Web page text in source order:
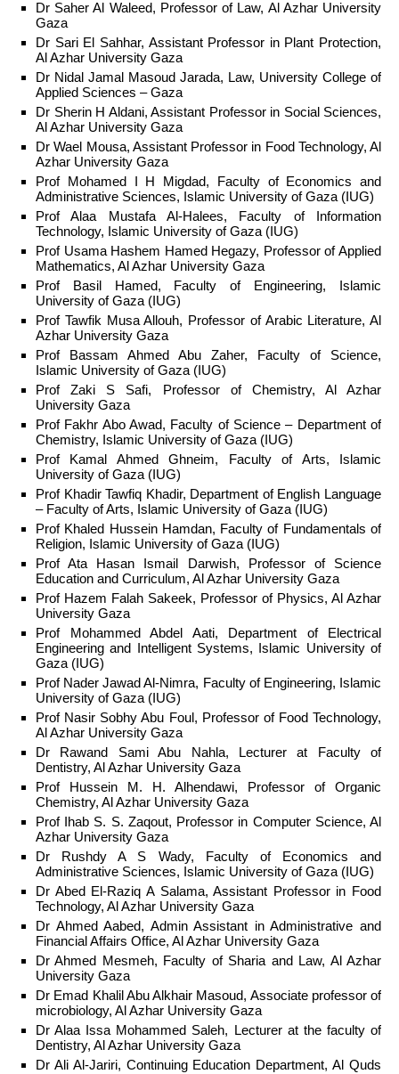
Dr Saher Al Waleed, Professor of Law, Al Azhar University
Gaza
Dr Sari El Sahhar, Assistant Professor in Plant Protection,
Al Azhar University Gaza
Dr Nidal Jamal Masoud Jarada, Law, University College of
Applied Sciences – Gaza
Dr Sherin H Aldani, Assistant Professor in Social Sciences,
Al Azhar University Gaza
Dr Wael Mousa, Assistant Professor in Food Technology, Al
Azhar University Gaza
Prof Mohamed I H Migdad, Faculty of Economics and
Administrative Sciences, Islamic University of Gaza (IUG)
Prof Alaa Mustafa Al-Halees, Faculty of Information
Technology, Islamic University of Gaza (IUG)
Prof Usama Hashem Hamed Hegazy, Professor of Applied
Mathematics, Al Azhar University Gaza
Prof Basil Hamed, Faculty of Engineering, Islamic
University of Gaza (IUG)
Prof Tawfik Musa Allouh, Professor of Arabic Literature, Al
Azhar University Gaza
Prof Bassam Ahmed Abu Zaher, Faculty of Science,
Islamic University of Gaza (IUG)
Prof Zaki S Safi, Professor of Chemistry, Al Azhar
University Gaza
Prof Fakhr Abo Awad, Faculty of Science – Department of
Chemistry, Islamic University of Gaza (IUG)
Prof Kamal Ahmed Ghneim, Faculty of Arts, Islamic
University of Gaza (IUG)
Prof Khadir Tawfiq Khadir, Department of English Language
– Faculty of Arts, Islamic University of Gaza (IUG)
Prof Khaled Hussein Hamdan, Faculty of Fundamentals of
Religion, Islamic University of Gaza (IUG)
Prof Ata Hasan Ismail Darwish, Professor of Science
Education and Curriculum, Al Azhar University Gaza
Prof Hazem Falah Sakeek, Professor of Physics, Al Azhar
University Gaza
Prof Mohammed Abdel Aati, Department of Electrical
Engineering and Intelligent Systems, Islamic University of
Gaza (IUG)
Prof Nader Jawad Al-Nimra, Faculty of Engineering, Islamic
University of Gaza (IUG)
Prof Nasir Sobhy Abu Foul, Professor of Food Technology,
Al Azhar University Gaza
Dr Rawand Sami Abu Nahla, Lecturer at Faculty of
Dentistry, Al Azhar University Gaza
Prof Hussein M. H. Alhendawi, Professor of Organic
Chemistry, Al Azhar University Gaza
Prof Ihab S. S. Zaqout, Professor in Computer Science, Al
Azhar University Gaza
Dr Rushdy A S Wady, Faculty of Economics and
Administrative Sciences, Islamic University of Gaza (IUG)
Dr Abed El-Raziq A Salama, Assistant Professor in Food
Technology, Al Azhar University Gaza
Dr Ahmed Aabed, Admin Assistant in Administrative and
Financial Affairs Office, Al Azhar University Gaza
Dr Ahmed Mesmeh, Faculty of Sharia and Law, Al Azhar
University Gaza
Dr Emad Khalil Abu Alkhair Masoud, Associate professor of
microbiology, Al Azhar University Gaza
Dr Alaa Issa Mohammed Saleh, Lecturer at the faculty of
Dentistry, Al Azhar University Gaza
Dr Ali Al-Jariri, Continuing Education Department, Al Quds